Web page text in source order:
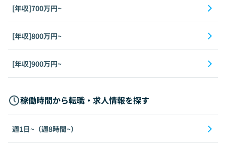
[年収]700万円~
[年収]800万円~
[年収]900万円~
稼働時間から転職・求人情報を探す
週1日~（週8時間~）